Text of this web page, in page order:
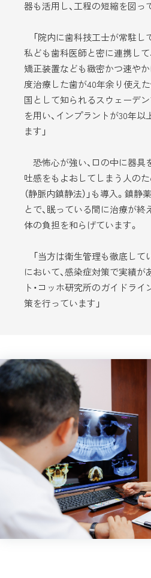
器も活用し、工程の短縮を図っ
「院内に歯科技工士が常駐し
私ども歯科医師と密に連携して
矯正装置なども緻密かつ速や
度治療した歯が40年余り使え
国として知られるスウェーデ
を用い、インプラントが30年以
ます」
恐怖心が強い、口の中に器具
吐感をもよおしてしまう人の
（静脈内鎮静法）」も導入。鎮
とで、眠っている間に治療が終
体の負担を和らげています。
「当方は衛生管理も徹底して
において、感染症対策で実績
ト・コッホ研究所のガイドラ
策を行っています」